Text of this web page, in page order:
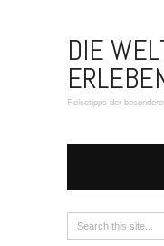
DIE
Reisetipps der